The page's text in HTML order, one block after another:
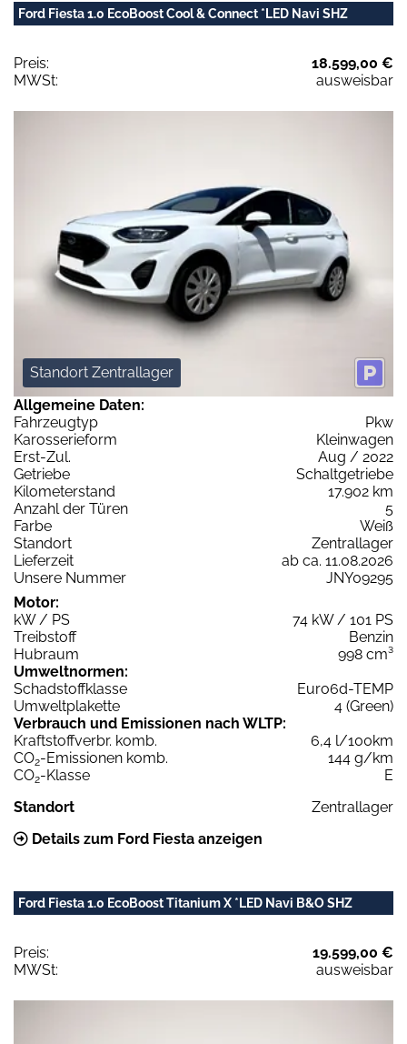
Ford Fiesta 1.0 EcoBoost Cool & Connect *LED Navi SHZ
Preis:
18.599,00 €
MWSt:
ausweisbar
Standort Zentrallager
Allgemeine Daten:
Fahrzeugtyp
Pkw
Karosserieform
Kleinwagen
Erst-Zul.
Aug / 2022
Getriebe
Schaltgetriebe
Kilometerstand
17.902 km
Anzahl der Türen
5
Farbe
Weiß
Standort
Zentrallager
Lieferzeit
ab ca. 11.08.2026
Unsere Nummer
JNY09295
Motor:
kW / PS
74 kW / 101 PS
Treibstoff
Benzin
Hubraum
998 cm³
Umweltnormen:
Schadstoffklasse
Euro6d-TEMP
Umweltplakette
4 (Green)
Verbrauch und Emissionen nach WLTP:
Kraftstoffverbr. komb.
6,4 l/100km
CO2-Emissionen komb.
144 g/km
CO2-Klasse
E
Standort
Zentrallager
Details zum Ford Fiesta anzeigen
Ford Fiesta 1.0 EcoBoost Titanium X *LED Navi B&O SHZ
Preis:
19.599,00 €
MWSt:
ausweisbar